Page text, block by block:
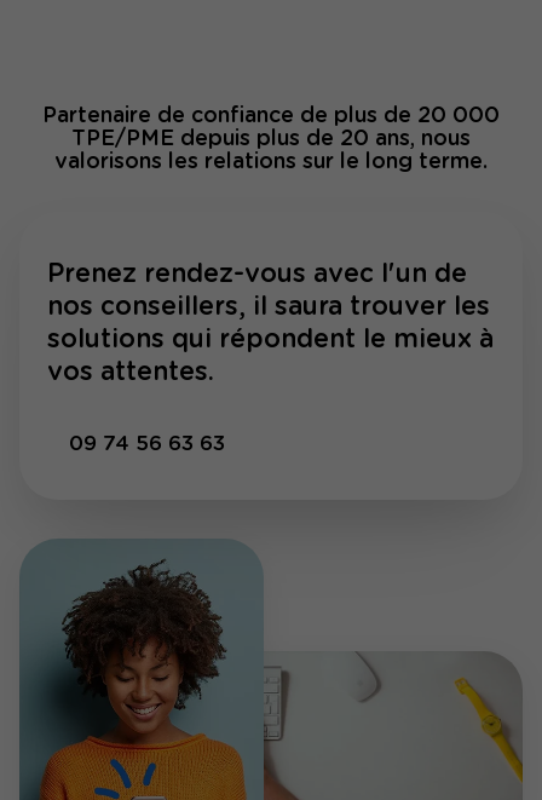
Partenaire de confiance de plus de 20 000
TPE/PME depuis plus de 20 ans, nous
valorisons les relations sur le long terme.
Prenez rendez-vous avec l'un de
nos conseillers, il saura trouver les
solutions qui répondent le mieux à
vos attentes.
09 74 56 63 63